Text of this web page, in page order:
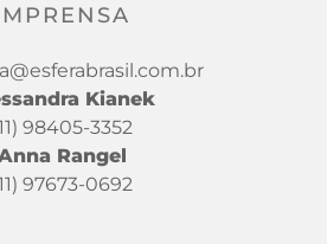
Kianek
98405-3352
Rangel
97673-0692